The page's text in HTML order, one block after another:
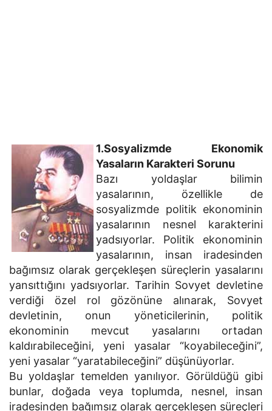
1.Sosyalizmde Ekonomik
Yasaların Karakteri Sorunu
Bazı yoldaşlar bilimin
yasalarının, özellikle de
sosyalizmde politik ekonominin
yasalarının nesnel karakterini
yadsıyorlar. Politik ekonominin
yasalarının, insan iradesinden
bağımsız olarak gerçekleşen süreçlerin yasalarını
yansıttığını yadsıyorlar. Tarihin Sovyet devletine
verdiği özel rol gözönüne alınarak, Sovyet
devletinin, onun yöneticilerinin, politik
ekonominin mevcut yasalarını ortadan
kaldırabileceğini, yeni yasalar “koyabileceğini”,
yeni yasalar “yaratabileceğini” düşünüyorlar.
Bu yoldaşlar temelden yanılıyor. Görüldüğü gibi
bunlar, doğada veya toplumda, nesnel, insan
iradesinden bağımsız olarak gerçekleşen süreçleri